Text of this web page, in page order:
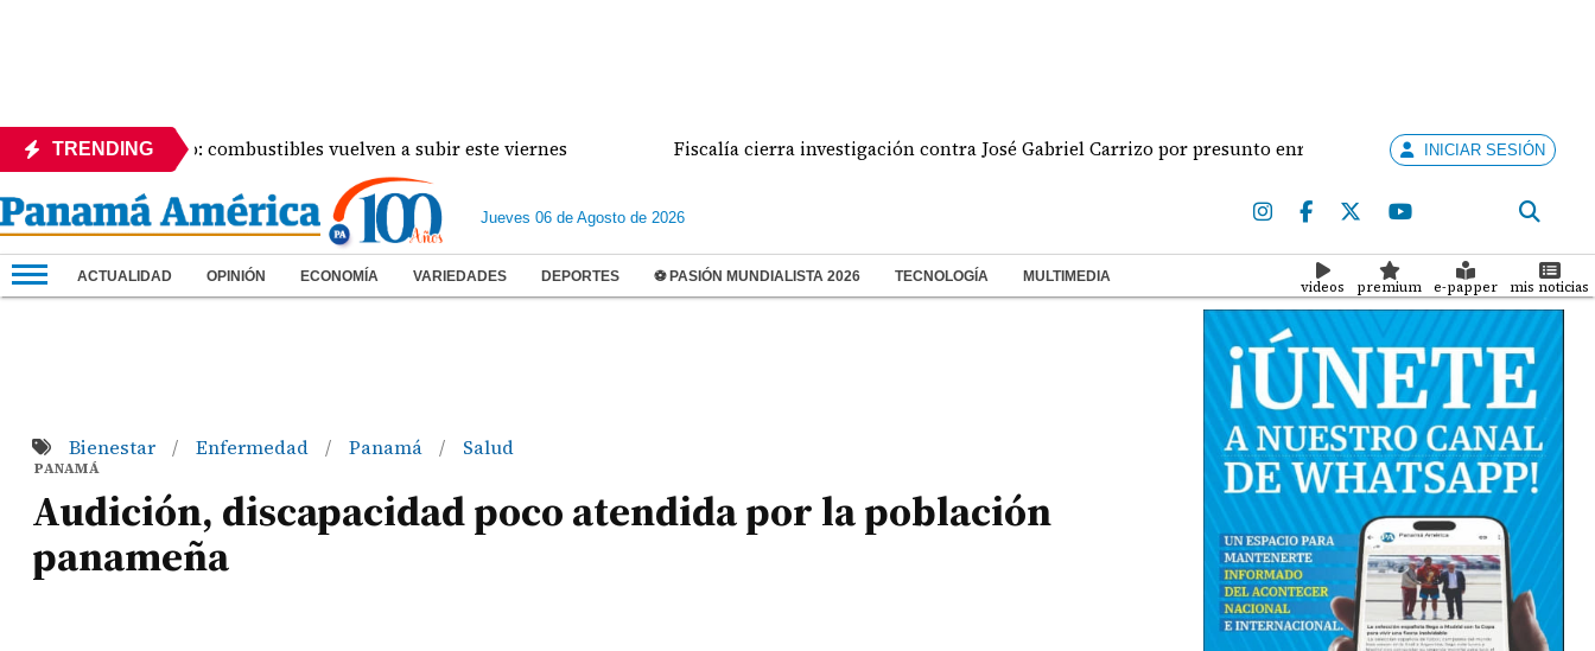
TRENDING
panameño: combustibles vuelven a subir este viernes Fiscalía cierra investigación contra José Gabriel Carrizo por presunto enriquecimiento injustificadoINICIAR SESIÓN
Jueves 06 de Agosto de 2026
ACTUALIDAD OPINIÓN ECONOMÍA VARIEDADES DEPORTES ⚽ PASIÓN MUNDIALISTA 2026 TECNOLOGÍA MULTIMEDIA
videos premium e-papper mis noticias
Bienestar / Enfermedad / Panamá / Salud
PANAMÁ
Audición, discapacidad poco atendida por la población
panameña